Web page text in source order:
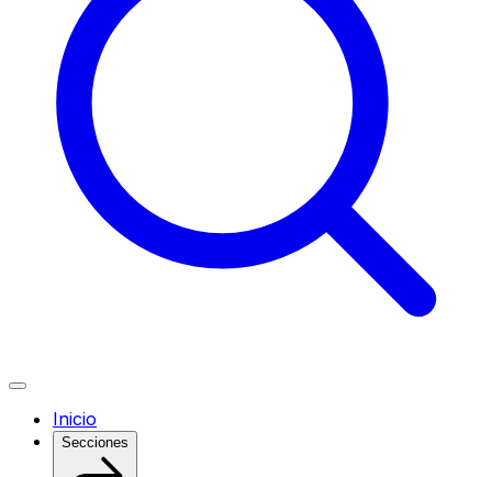
Inicio
Secciones